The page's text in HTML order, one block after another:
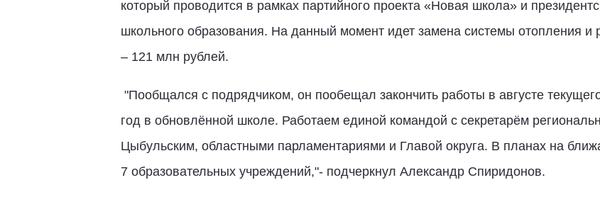
который проводится в рамках партийного проекта «Новая школа» и
школьного образования. На данный момент идет замена системы отопления и
– 121 млн рублей.
"Пообщался с подрядчиком, он пообещал закончить работы в августе
год в обновлённой школе. Работаем единой командой с секретарём
Цыбульским, областными парламентариями и Главой округа. В планах на
7 образовательных учреждений,"- подчеркнул Александр Спиридонов.